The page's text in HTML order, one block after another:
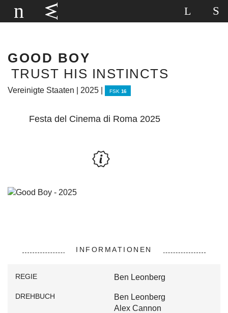
GOOD BOY
TRUST HIS INSTINCTS
Vereinigte Staaten | 2025 | FSK 16
Festa del Cinema di Roma 2025
INFORMATIONEN
REGIE Ben Leonberg
DREHBUCH
Ben Leonberg
Alex Cannon